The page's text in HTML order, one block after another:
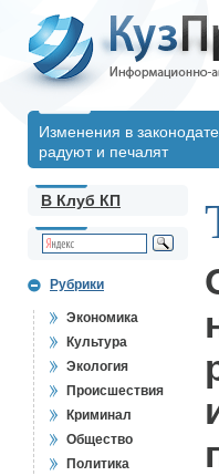
Изменения в
радуют и печалят
В Клуб КП
Рубрики
Экономика
Культура
Экология
Происшествия
Криминал
Общество
Политика